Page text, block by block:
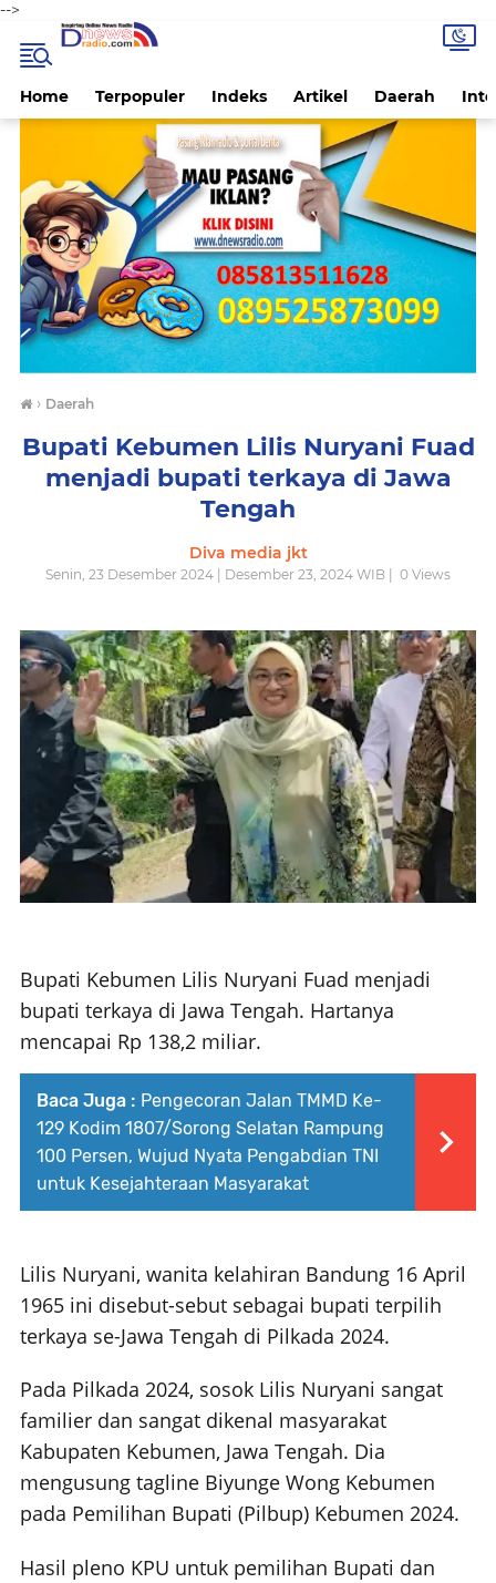
-->
Home Terpopuler Indeks Artikel Daerah
› Daerah
Bupati Kebumen Lilis Nuryani Fuad
menjadi bupati terkaya di Jawa
Tengah
Diva media jkt
Senin, 23 Desember 2024 | Desember 23, 2024 WIB | 0 Views
Bupati Kebumen Lilis Nuryani Fuad menjadi
bupati terkaya di Jawa Tengah. Hartanya
mencapai Rp 138,2 miliar.
Baca Juga : Pengecoran Jalan TMMD Ke-
129 Kodim 1807/Sorong Selatan Rampung
100 Persen, Wujud Nyata Pengabdian TNI
untuk Kesejahteraan Masyarakat
Lilis Nuryani, wanita kelahiran Bandung 16 April
1965 ini disebut-sebut sebagai bupati terpilih
terkaya se-Jawa Tengah di Pilkada 2024.
Pada Pilkada 2024, sosok Lilis Nuryani sangat
familier dan sangat dikenal masyarakat
Kabupaten Kebumen, Jawa Tengah. Dia
mengusung tagline Biyunge Wong Kebumen
pada Pemilihan Bupati (Pilbup) Kebumen 2024.
Hasil pleno KPU untuk pemilihan Bupati dan